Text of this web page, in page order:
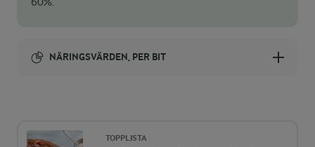
NÄRINGSVÄRDEN, PER BIT
TOPPLISTA